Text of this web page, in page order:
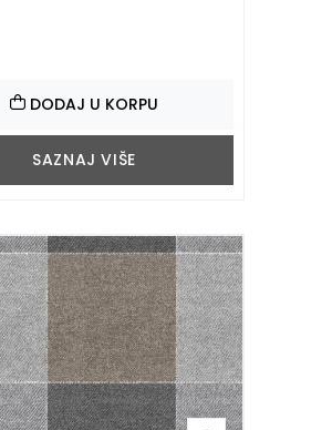
DODAJ U KORPU
SAZNAJ VIŠE